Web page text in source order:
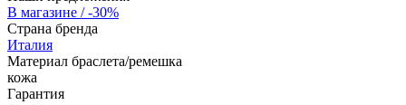
В магазине / -30%
Страна бренда
Италия
Материал браслета/ремешка
кожа
Гарантия